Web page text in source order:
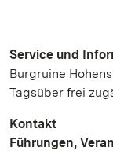
Service und
Burgruine
Tagsüber frei
Kontakt
Führungen,